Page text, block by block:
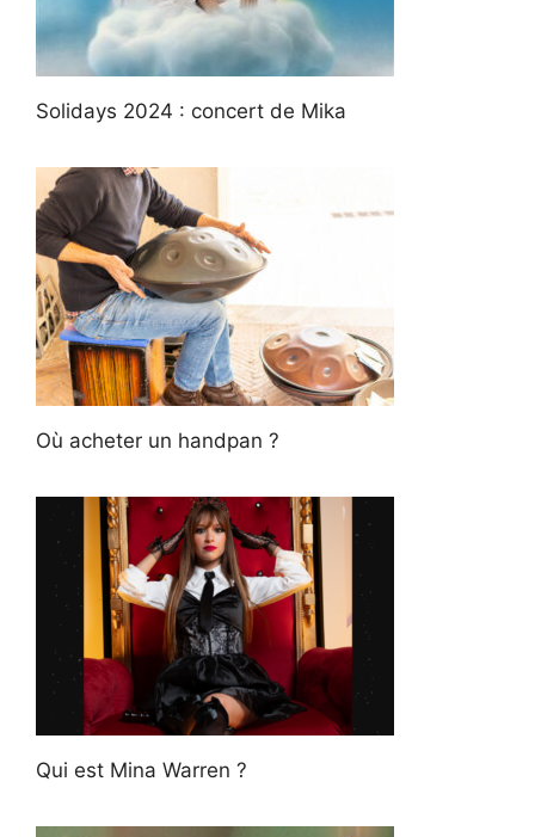
Solidays 2024 : concert de Mika
Où acheter un handpan ?
Qui est Mina Warren ?